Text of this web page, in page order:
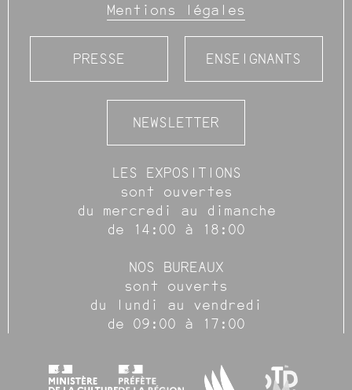
Mentions légales
PRESSE ENSEIGNANTS
NEWSLETTER
LES EXPOSITIONS
sont ouvertes
du mercredi au dimanche
de 14:00 à 18:00
NOS BUREAUX
sont ouverts
du lundi au vendredi
de 09:00 à 17:00